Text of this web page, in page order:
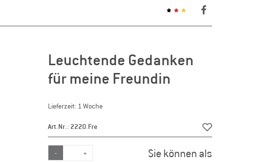
Leuchtende Gedanken
für meine Freundin
Lieferzeit: 1 Woche
Art.Nr.: 2220.Fre
- +
Sie können als